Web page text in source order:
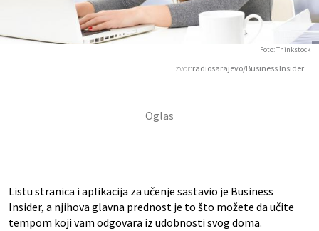
Izvor:radiosarajevo/Business Insider
Foto: Thinkstock
Listu stranica i aplikacija za učenje sastavio je Business
Insider, a njihova glavna prednost je to što možete da učite
tempom koji vam odgovara iz udobnosti svog doma.